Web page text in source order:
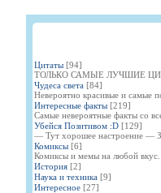
Цитаты [94]
ТОЛЬКО САМЫЕ ЛУЧШИЕ
Чудеса света [84]
Невероятно красивые и самые
Интересные факты [219]
Самые невероятные факты со
Убейся Позитивом :D [129]
— Тут хорошее настроение —
Комиксы [6]
Комиксы и мемы на любой вкус.
История [2]
Наука и техника [9]
Интересное [27]